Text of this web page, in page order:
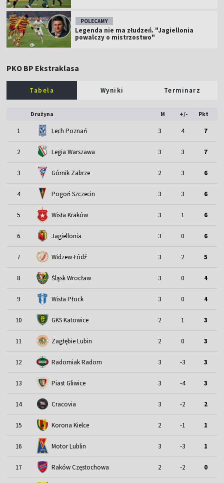
POLECAMY
Legenda nie ma złudzeń. "Jagiellonia
powalczy o mistrzostwo"
PKO BP Ekstraklasa
Tabela Wyniki Terminarz
Drużyna M +/- Pkt
1 Lech Poznań 3 4 7
2 Legia Warszawa 3 3 7
3 Górnik Zabrze 2 3 6
4 Pogoń Szczecin 3 3 6
5 Wisła Kraków 3 1 6
6 Jagiellonia 3 0 6
7 Widzew Łódź 3 2 5
8 Śląsk Wrocław 3 0 4
9 Wisła Płock 3 0 4
10 GKS Katowice 2 1 3
11 Zagłębie Lubin 2 0 3
12 Radomiak Radom 3 -3 3
13 Piast Gliwice 3 -4 3
14 Cracovia 3 -2 2
15 Korona Kielce 2 -1 1
16 Motor Lublin 3 -3 1
17 Raków Częstochowa 2 -2 0